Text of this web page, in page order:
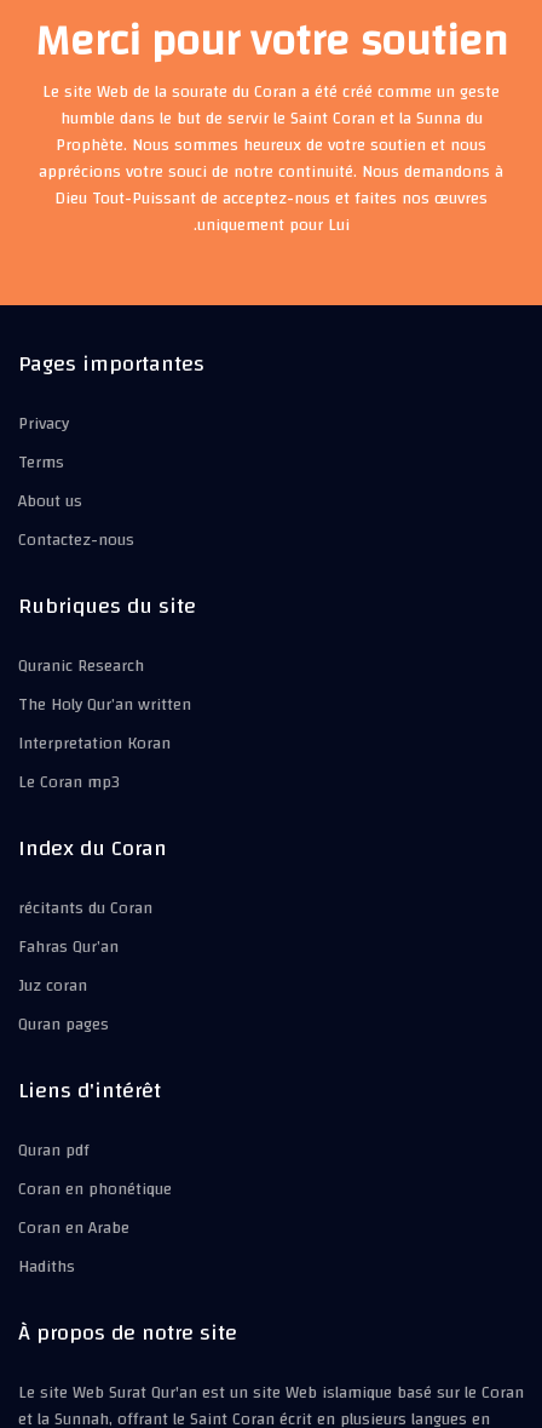
Merci pour votre soutien
Le site Web de la sourate du Coran a été créé comme un geste
humble dans le but de servir le Saint Coran et la Sunna du
Prophète. Nous sommes heureux de votre soutien et nous
apprécions votre souci de notre continuité. Nous demandons à
Dieu Tout-Puissant de acceptez-nous et faites nos œuvres
uniquement pour Lui.
Pages importantes
Privacy
Terms
About us
Contactez-nous
Rubriques du site
Quranic Research
The Holy Qur’an written
Interpretation Koran
Le Coran mp3
Index du Coran
récitants du Coran
Fahras Qur’an
Juz coran
Quran pages
Liens d'intérêt
Quran pdf
Coran en phonétique
Coran en Arabe
Hadiths
À propos de notre site
Le site Web Surat Qur'an est un site Web islamique basé sur le Coran
et la Sunnah, offrant le Saint Coran écrit en plusieurs langues en